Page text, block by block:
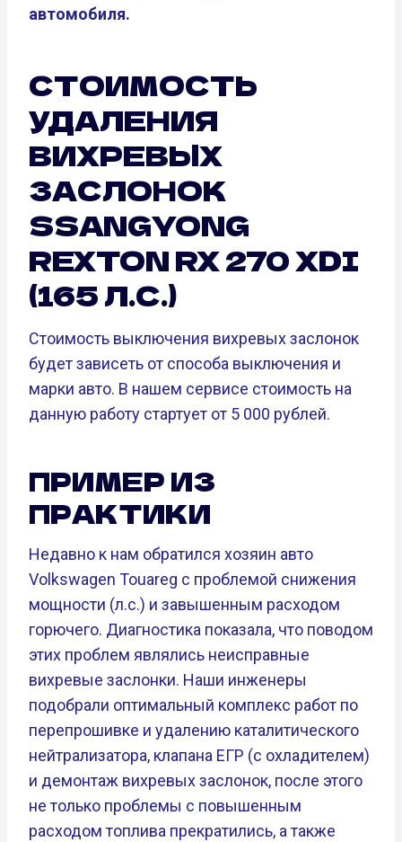
автомобиля.
СТОИМОСТЬ
УДАЛЕНИЯ
ВИХРЕВЫХ
ЗАСЛОНОК
SSANGYONG
REXTON RX 270 XDI
(165 Л.С.)
Стоимость выключения вихревых заслонок
будет зависеть от способа выключения и
марки авто. В нашем сервисе стоимость на
данную работу стартует от 5 000 рублей.
ПРИМЕР ИЗ
ПРАКТИКИ
Недавно к нам обратился хозяин авто
Volkswagen Touareg с проблемой снижения
мощности (л.с.) и завышенным расходом
горючего. Диагностика показала, что поводом
этих проблем являлись неисправные
вихревые заслонки. Наши инженеры
подобрали оптимальный комплекс работ по
перепрошивке и удалению каталитического
нейтрализатора, клапана ЕГР (с охладителем)
и демонтаж вихревых заслонок, после этого
не только проблемы с повышенным
расходом топлива прекратились, а также